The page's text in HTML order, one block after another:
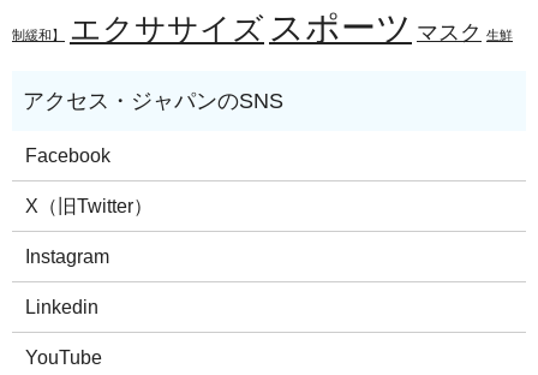
制緩和】 エクササイズ スポーツ マスク 生鮮
Facebook
X（旧Twitter）
Instagram
Linkedin
YouTube